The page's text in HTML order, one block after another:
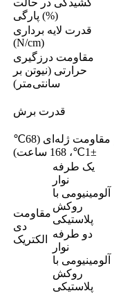
پارگی (%)
قدرت لایه برداری
(N/cm)
مقاومت درزگیری
حرارتی (نیوتن بر
سانتی‌متر)
قدرت برش
مقاومت ژله‌ای (68℃
±1℃، 168 ساعت)
مقاومت
دی
الکتریک
یک طرفه
نوار
آلومینیومی با
روکش
پلاستیکی
دو طرفه
نوار
آلومینیومی با
روکش
پلاستیکی